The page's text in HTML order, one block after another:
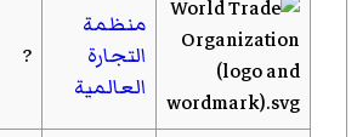
منظمة
التجارة
العالمية
?